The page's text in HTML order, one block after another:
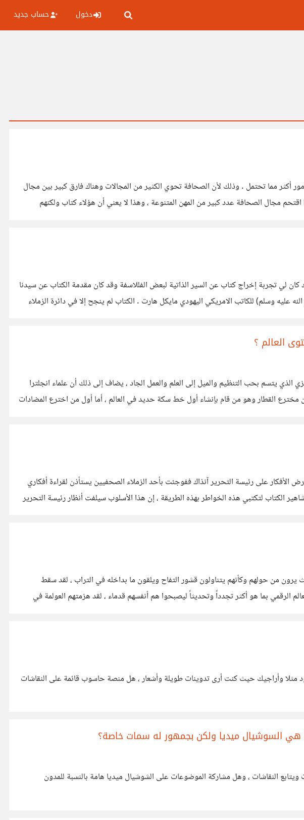
دخول حساب جديد
أكثر مما تحتمل . وذلك لأن الصحافة تحوي الكثير من المجالات وهناك فارق كبير بين مجال
مجال الصحافة عدد كبير من المهن المتنوعة ، وهذا لا يعني أن هؤلاء كتاب ولكنهم
لي تجربة إخراج كتاب عن السير الذاتية لبعض الفللاسفة وقد كان مقدمة الكتاب عن سيدنا
وسلم) للكاتب الامريكي اليهودي مايكل هارت . الكتاب لم ينجح إلا في دائرة الزملاء
العالم ؟
الذي يتسم بحب التنظيم والميل إلى العلم والعمل الجاد ، يضاف إلى ذلك أن علماء انجلترا
القطار وهو من قام بإنشاء أول خط سكة حديد في العالم ، أما أول من اخترع المضادات
على رئيسة التحرير آنذاك ففوجئت بأحد الزملاء الصحفيين يستأذن لقراءة أفكاري
الكتاب لتكتبي هذه الخواطر بهذه الطريقة ، إن هذا الأسلوب سيلفت أنظار رئيسة التحرير
يرون من حولهم وكأنهم يتناولون قشور التفاح ويلقون ما بداخله في التراب ، لقد سقط
الرقمي بما هو أكثر تجدداً وتحديثاً ليصبحوا هم أنفسهم قدماء ، لقد هزمتهم العولمة في
مثلا وأراجيك حيث كنت أرى تدوينات طويلة وأشعار ، هل منصة حاسوب قائمة على النقاشات
السوشيال ميديا ولكن بجمهور له سمات خاصة؟
النقاشات ، وهل مشاركة الموضوعات على الشوشيال ميديا هامة بالنسبة للمدون